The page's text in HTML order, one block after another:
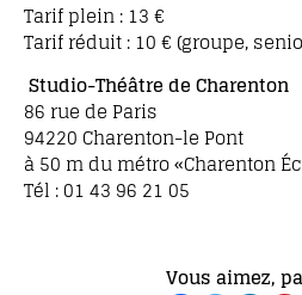
Tarif plein : 13 €
Tarif réduit : 10 € (groupe,
Studio-Théâtre de Charenton
86 rue de Paris
94220 Charenton-le Pont
à 50 m du métro «Charenton
Tél : 01 43 96 21 05
Vous aimez,